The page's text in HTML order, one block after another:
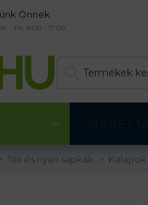
Önnek.
- Pé: 8:00 - 17:00
Téli és nyári sapkák Kalapok